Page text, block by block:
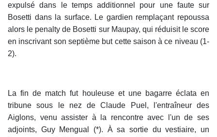
expulsé dans le temps additionnel pour une faute sur
Bosetti dans la surface. Le gardien remplaçant repoussa
alors le penalty de Bosetti sur Maupay, qui réduisit le score
en inscrivant son septième but cette saison à ce niveau (1-
2).
La fin de match fut houleuse et une bagarre éclata en
tribune sous le nez de Claude Puel, l'entraîneur des
Aiglons, venu assister à la rencontre avec l'un de ses
adjoints, Guy Mengual (*). À sa sortie du vestiaire, un